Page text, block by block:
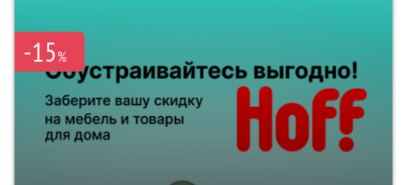
-15%